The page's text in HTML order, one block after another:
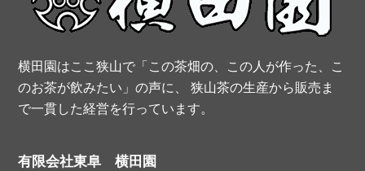
横田園はここ狭山で「この茶畑の、この人が作った、こ
のお茶が飲みたい」の声に、 狭山茶の生産から販売ま
で一貫した経営を行っています。
有限会社東阜 横田園